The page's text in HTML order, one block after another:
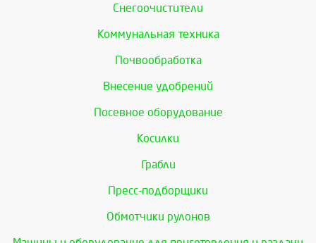
Снегоочистители
Коммунальная техника
Почвообработка
Внесение удобрений
Посевное оборудование
Косилки
Грабли
Пресс-подборщики
Обмотчики рулонов